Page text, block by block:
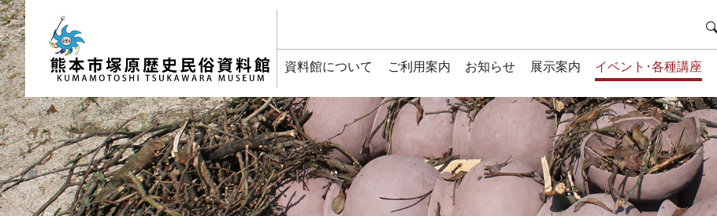
資料館について ご利用案内 お知らせ 展示案内 イベント･各種講座